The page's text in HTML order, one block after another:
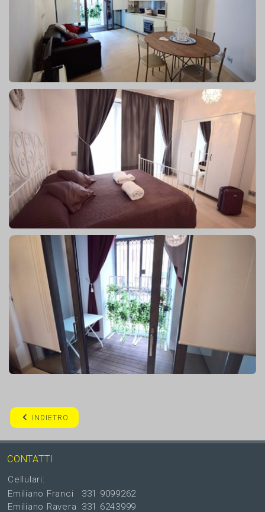
INDIETRO
CONTATTI
Cellulari:
Emiliano Franci
Emiliano Ravera
331 9099262
331 6243999